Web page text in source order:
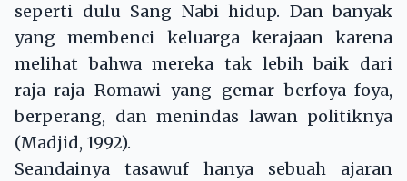
seperti dulu Sang Nabi hidup. Dan banyak
yang membenci keluarga kerajaan karena
melihat bahwa mereka tak lebih baik dari
raja-raja Romawi yang gemar berfoya-foya,
berperang, dan menindas lawan politiknya
(Madjid, 1992).
Seandainya tasawuf hanya sebuah ajaran